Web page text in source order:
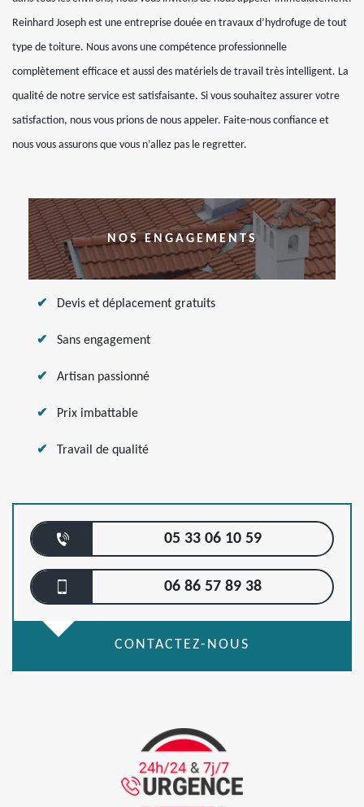
Reinhard Joseph est une entreprise douée en travaux d’hydrofuge de tout
type de toiture. Nous avons une compétence professionnelle
complètement efficace et aussi des matériels de travail très intelligent. La
qualité de notre service est satisfaisante. Si vous souhaitez assurer votre
satisfaction, nous vous prions de nous appeler. Faite-nous confiance et
nous vous assurons que vous n’allez pas le regretter.
NOS ENGAGEMENTS
Devis et déplacement gratuits
Sans engagement
Artisan passionné
Prix imbattable
Travail de qualité
05 33 06 10 59
06 86 57 89 38
CONTACTEZ-NOUS